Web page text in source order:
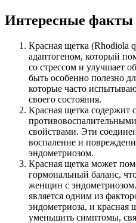
Интересные факты
Красная щетка (Rhodiola
адаптогеном, который
со стрессом и улучшает
быть особенно полезно
которые часто
своего состояния.
Красная щетка содержит
свойствами. Эти
воспаление и
эндометриозом.
Красная щетка может
гормональный баланс,
женщин с
является одним из
эндометриоза, и красная
уменьшить симптомы,